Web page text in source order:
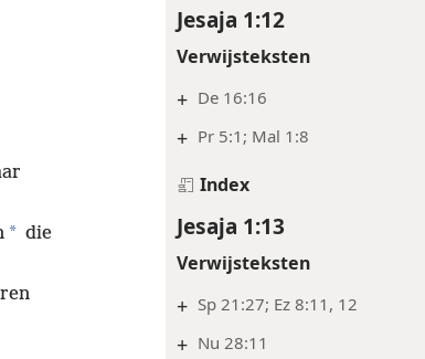
Jesaja 1:12
Verwijsteksten
+ De 16:16
+ Pr 5:1; Mal 1:8
Index
Jesaja 1:13
Verwijsteksten
+ Sp 21:27; Ez 8:11, 12
+ Nu 28:11
* die